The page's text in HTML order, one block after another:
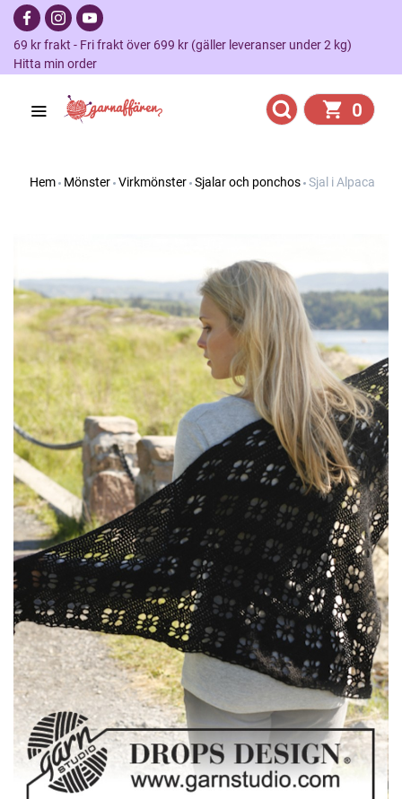
69 kr frakt - Fri frakt över 699 kr (gäller leveranser under 2 kg)
Hitta min order
0
Hem Mönster Virkmönster Sjalar och ponchos Sjal i Alpaca